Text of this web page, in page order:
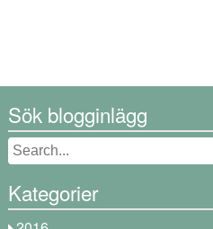
Sök blogginlägg
Kategorier